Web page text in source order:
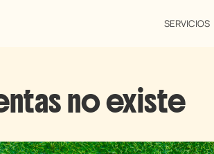
SERVICIOS
no existe